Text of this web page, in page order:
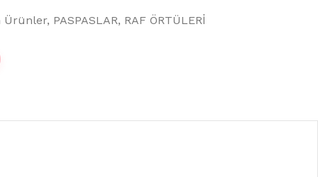
Ürünler, PASPASLAR, RAF ÖRTÜLERİ